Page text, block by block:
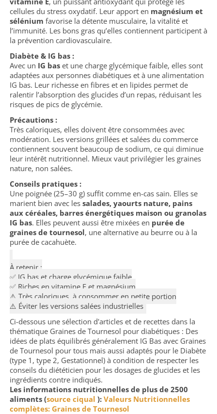
cellules du stress oxydatif. Leur apport en magnésium et
sélénium favorise la détente musculaire, la vitalité et
l’immunité. Les bons gras qu’elles contiennent participent à
la prévention cardiovasculaire.
Diabète & IG bas :
Avec un IG bas et une charge glycémique faible, elles sont
adaptées aux personnes diabétiques et à une alimentation
IG bas. Leur richesse en fibres et en lipides permet de
ralentir l’absorption des glucides d’un repas, réduisant les
risques de pics de glycémie.
Précautions :
Très caloriques, elles doivent être consommées avec
modération. Les versions grillées et salées du commerce
contiennent souvent beaucoup de sodium, ce qui diminue
leur intérêt nutritionnel. Mieux vaut privilégier les graines
nature, non salées.
Conseils pratiques :
Une poignée (25–30 g) suffit comme en-cas sain. Elles se
marient bien avec les salades, yaourts nature, pains
aux céréales, barres énergétiques maison ou granolas
IG bas. Elles peuvent aussi être mixées en purée de
graines de tournesol, une alternative au beurre ou à la
purée de cacahuète.
À retenir :
✅ IG bas et charge glycémique faible
✅ Riches en vitamine E et magnésium
⚠️ Très caloriques, à consommer en petite portion
⚠️ Éviter les versions salées industrielles
Ci-dessous une sélection d'articles et de recettes dans la
thématique Graines de Tournesol pour diabétiques : Des
idées de plats équilibrés généralement IG Bas avec Graines
de Tournesol pour tous mais aussi adaptés pour le Diabète
(type 1, type 2, Gestationnel) à condition de respecter les
conseils du diététicien pour les dosages de glucides et les
ingrédients contre indiqués.
Les informations nutritionnelles de plus de 2500
aliments (source ciqual ): Valeurs Nutritionnelles
complètes: Graines de Tournesol